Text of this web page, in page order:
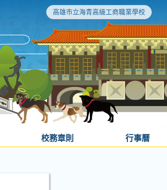
高雄市立海青高級工商職業學校
校務章則 行事曆